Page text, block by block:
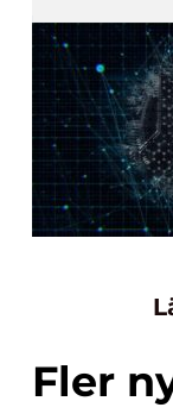
Fler